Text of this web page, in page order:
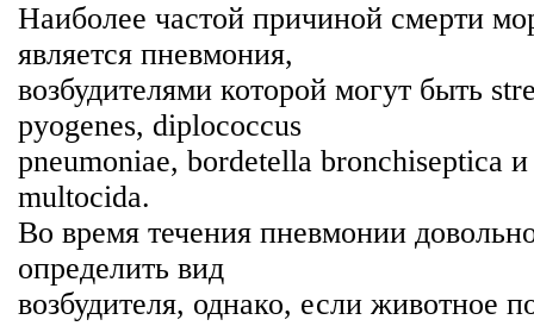
Наиболее частой причиной смерти
является пневмония,
возбудителями которой могут быть
pyogenes, diplococcus
pneumoniae, bordetella bronchiseptica
multocida.
Во время течения пневмонии
определить вид
возбудителя, однако, если животное